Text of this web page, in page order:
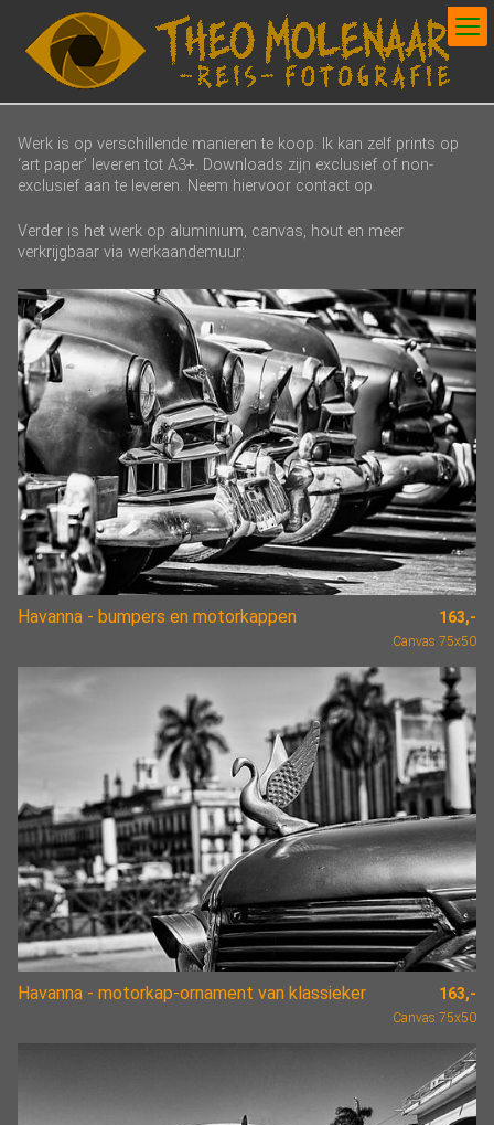
Werk is op verschillende manieren te koop. Ik kan zelf prints op
‘art paper’ leveren tot A3+. Downloads zijn exclusief of non-
exclusief aan te leveren. Neem hiervoor contact op.
Verder is het werk op aluminium, canvas, hout en meer
verkrijgbaar via werkaandemuur:
Havanna - bumpers en motorkappen 163,-
Canvas 75x50
Havanna - motorkap-ornament van klassieker 163,-
Canvas 75x50